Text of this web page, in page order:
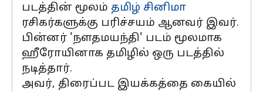
படத்தின் மூலம் தமிழ் சினிமா
ரசிகர்களுக்கு பரிச்சயம் ஆனவர் இவர்.
பின்னர் 'நளதமயந்தி' படம் மூலமாக
ஹீரோயினாக தமிழில் ஒரு படத்தில்
நடித்தார்.
அவர், திரைப்பட இயக்கத்தை கையில்